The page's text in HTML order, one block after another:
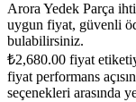
Arora Yedek Parça
uygun fiyat, güvenli
bulabilirsiniz.
₺2,680.00 fiyat
fiyat performans
seçenekleri arasında